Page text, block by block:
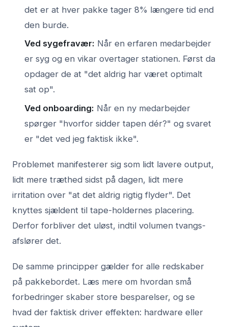
det er at hver pakke tager 8% længere tid end
den burde.
Ved sygefravær: Når en erfaren medarbejder
er syg og en vikar overtager stationen. Først da
opdager de at "det aldrig har været optimalt
sat op".
Ved onboarding: Når en ny medarbejder
spørger "hvorfor sidder tapen dér?" og svaret
er "det ved jeg faktisk ikke".
Problemet manifesterer sig som lidt lavere output,
lidt mere træthed sidst på dagen, lidt mere
irritation over "at det aldrig rigtig flyder". Det
knyttes sjældent til tape-holdernes placering.
Derfor forbliver det uløst, indtil volumen tvangs-
afslører det.
De samme principper gælder for alle redskaber
på pakkebordet. Læs mere om hvordan små
forbedringer skaber store besparelser, og se
hvad der faktisk driver effekten: hardware eller